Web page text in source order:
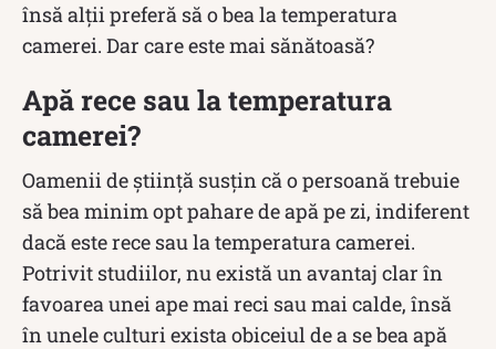
însă alții preferă să o bea la temperatura
camerei. Dar care este mai sănătoasă?
Apă rece sau la temperatura
camerei?
Oamenii de știință susțin că o persoană trebuie
să bea minim opt pahare de apă pe zi, indiferent
dacă este rece sau la temperatura camerei.
Potrivit studiilor, nu există un avantaj clar în
favoarea unei ape mai reci sau mai calde, însă
în unele culturi exista obiceiul de a se bea apă